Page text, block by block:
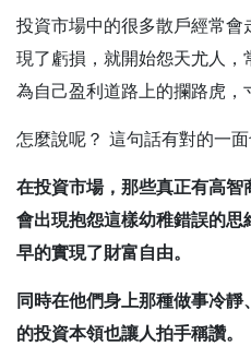
投資市場中的很多散戶經常
現了虧損，就開始怨天尤人
為自己盈利道路上的攔路虎，
怎麼說呢？ 這句話有對的一面
在投資市場，那些真正有高
會出現抱怨這樣幼稚錯誤的思
早的實現了財富自由。
同時在他們身上那種做事冷
的投資本領也讓人拍手稱讚。